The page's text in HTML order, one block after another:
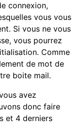
connexion,
vous vous
Si vous ne vous
vous pourrez
Comme
de mot de
boite mail.
avez
donc faire
et 4 derniers